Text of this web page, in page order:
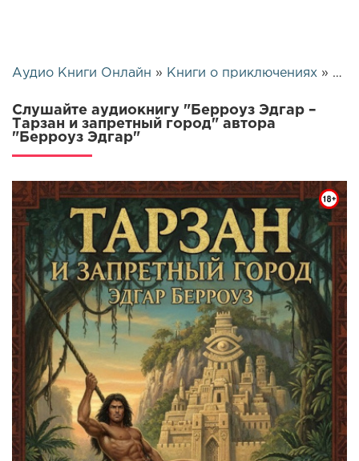
Аудио Книги Онлайн » Книги о приключениях » Берроуз Эдгар – Тарзан и запретный город | 26111
Слушайте аудиокнигу "Берроуз Эдгар –
Тарзан и запретный город" автора
"Берроуз Эдгар"